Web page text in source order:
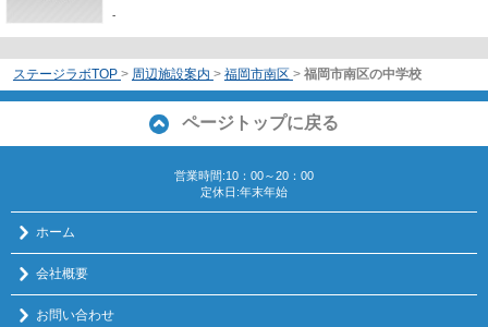
-
ステージラボTOP > 周辺施設案内 > 福岡市南区 > 福岡市南区の中学校
ページトップに戻る
営業時間:10：00～20：00
定休日:年末年始
ホーム
会社概要
お問い合わせ